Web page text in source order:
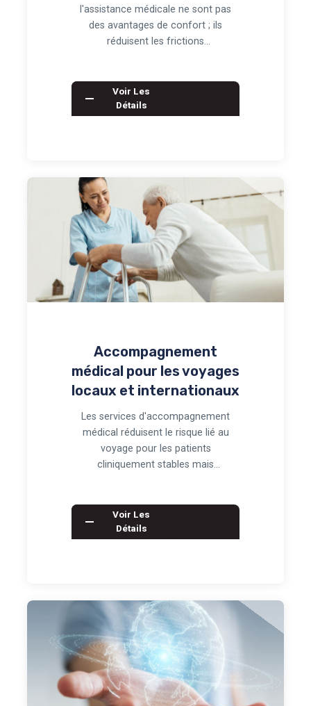
l'assistance médicale ne sont pas
des avantages de confort ; ils
réduisent les frictions
Voir Les
Détails
Accompagnement
médical pour les voyages
locaux et internationaux
Les services d'accompagnement
médical réduisent le risque lié au
voyage pour les patients
cliniquement stables mais
Voir Les
Détails